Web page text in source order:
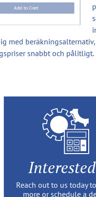
med
snabbt och pålitligt.
Reach out to us today
more or schedule a